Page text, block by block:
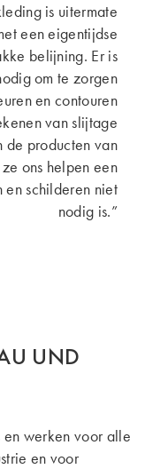
is uitermate
een eigentijdse
belijning. Er is
om te zorgen
en contouren
van slijtage
de producten van
ons helpen een
en schilderen niet
nodig is.”
UND
werken voor alle
en voor